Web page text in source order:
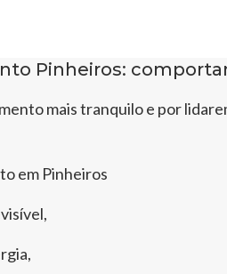
Pinheiros:
mais tranquilo e por
em Pinheiros